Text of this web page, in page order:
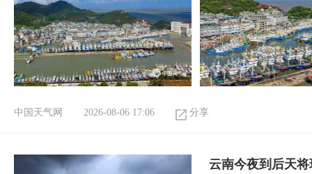
中国天气网 2026-08-06 17:06 分享
云南今夜到后天